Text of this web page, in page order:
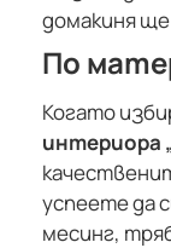
домакиня ще
По
Когато
интериора
успеете да
месинг,